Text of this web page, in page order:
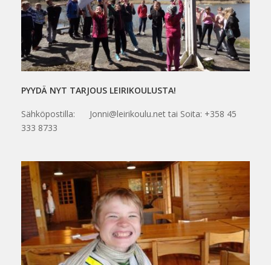
PYYDÄ NYT TARJOUS LEIRIKOULUSTA!
Sähköpostilla: Jonni@leirikoulu.net tai Soita: +358 45
333 8733